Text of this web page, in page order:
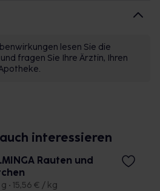
lesen Sie die
fragen Sie Ihre Ärztin, Ihren
interessieren
Rauten und
• 15,56 € / kg